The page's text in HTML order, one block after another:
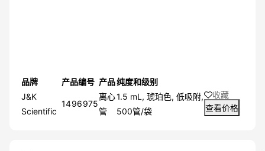
品牌 产品编号 产品纯度和级别
J&K
Scientific
1496975
离心
管
1.5 mL, 琥珀色, 低吸附,
500管/袋
收藏
查看价格